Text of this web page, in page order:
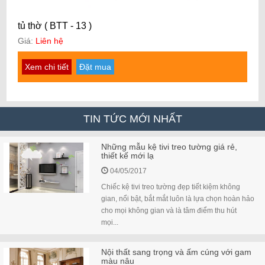
tủ thờ ( BTT - 13 )
Giá: Liên hệ
Xem chi tiết Đặt mua
TIN TỨC MỚI NHẤT
Những mẫu kệ tivi treo tường giá rẻ,
thiết kế mới lạ
04/05/2017
Chiếc kệ tivi treo tường đẹp tiết kiệm không
gian, nổi bật, bắt mắt luôn là lựa chọn hoàn hảo
cho mọi không gian và là tâm điểm thu hút
mọi...
Nội thất sang trọng và ấm cúng với gam
màu nâu